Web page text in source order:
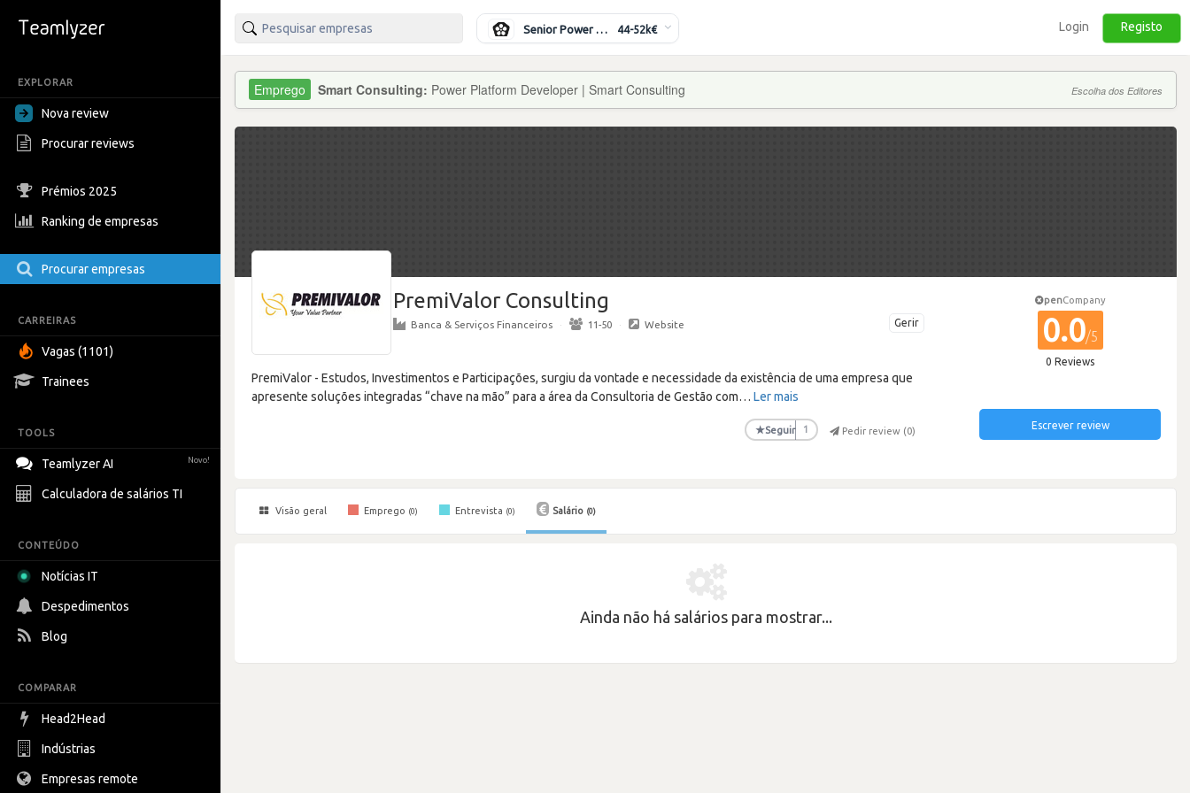
EXPLORAR
Nova review
Procurar reviews
Prémios 2025
Ranking de empresas
Procurar empresas
CARREIRAS
Vagas (1101)
Trainees
TOOLS
Teamlyzer AI Novo!
Calculadora de salários TI
CONTEÚDO
Notícias IT
Despedimentos
Blog
COMPARAR
Head2Head
Indústrias
Empresas remote
Senior Power Systems Engineer 44-52k€ Login Registo
Smart Consulting: Power Platform Developer | Smart Consulting Escolha dos Editores
PremiValor Consulting
Gerir
Banca & Serviços Financeiros · 11-50 · Website
PremiValor - Estudos, Investimentos e Participações, surgiu da vontade e necessidade da existência de uma empresa que
apresente soluções integradas “chave na mão” para a área da Consultoria de Gestão com… Ler mais
★Seguir 1 Pedir review (0)
penCompany
0.0/5
0 Reviews
Escrever review
Visão geral Emprego (0) Entrevista (0) Salário (0)
Ainda não há salários para mostrar...